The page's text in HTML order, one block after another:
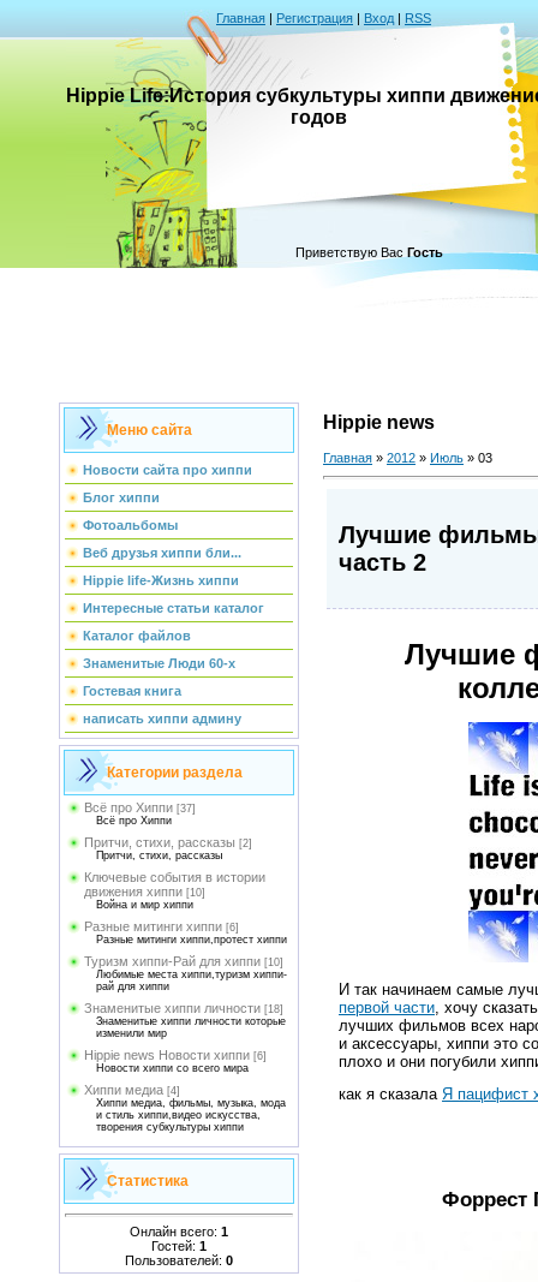
Главная | Регистрация | Вход | RSS
Hippie Life:История субкультуры хиппи
годов
Приветствую Вас Гость
Меню сайта
Новости сайта про хиппи
Блог хиппи
Фотоальбомы
Веб друзья хиппи бли...
Hippie life-Жизнь хиппи
Интересные статьи каталог
Каталог файлов
Знаменитые Люди 60-х
Гостевая книга
написать хиппи админу
Категории раздела
Всё про Хиппи [37]
Всё про Хиппи
Притчи, стихи, рассказы [2]
Притчи, стихи, рассказы
Ключевые события в истории
движения хиппи [10]
Война и мир хиппи
Разные митинги хиппи [6]
Разные митинги хиппи,протест хиппи
Туризм хиппи-Рай для хиппи [10]
Любимые места хиппи,туризм хиппи-
рай для хиппи
Знаменитые хиппи личности [18]
Знаменитые хиппи личности которые
изменили мир
Hippie news Новости хиппи [6]
Новости хиппи со всего мира
Хиппи медиа [4]
Хиппи медиа, фильмы, музыка, мода
и стиль хиппи,видео искусства,
творения субкультуры хиппи
Статистика
Онлайн всего: 1
Гостей: 1
Пользователей: 0
Hippie news
Главная » 2012 » Июль » 03
Лучшие фильмы
часть 2
Лучшие
И так начинаем самые
первой части, хочу
лучших фильмов всех
и аксессуары, хиппи это
плохо и они погубили
как я сказала Я пацифист
Форрест